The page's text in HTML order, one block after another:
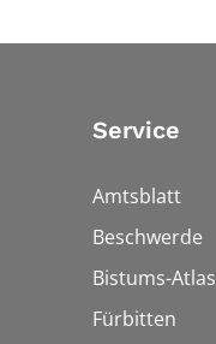
Service
Amtsblatt
Beschwerde
Bistums-Atlas
Fürbitten